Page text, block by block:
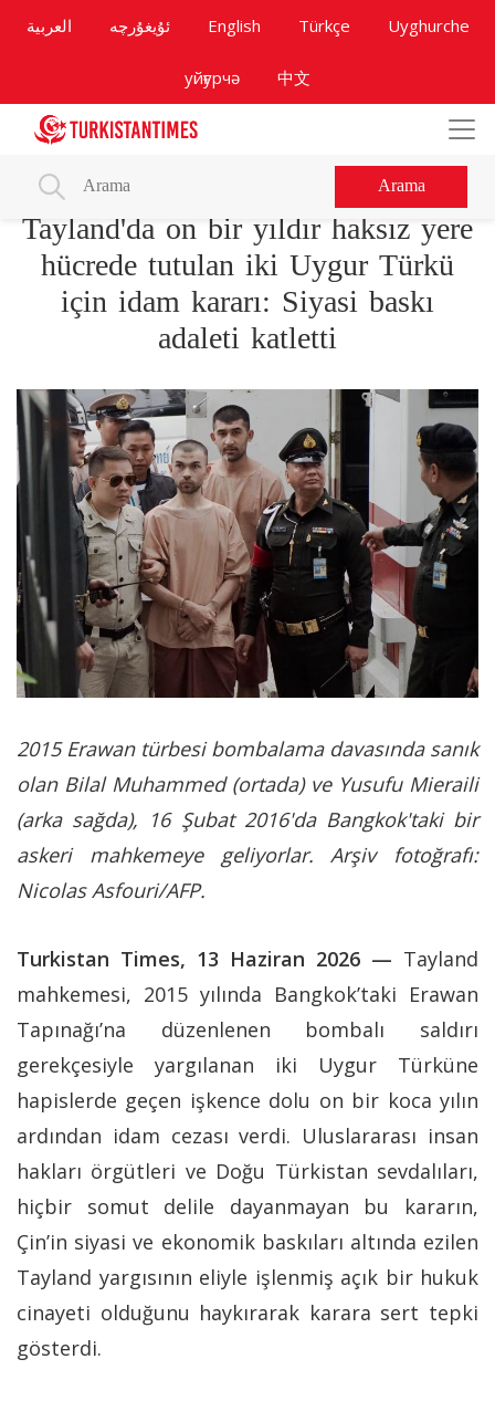
العربية ئۇيغۇرچە English Türkçe Uyghurche
уйғурчә 中文
Arama
Tayland'da on bir yıldır haksız yere
hücrede tutulan iki Uygur Türkü
için idam kararı: Siyasi baskı
adaleti katletti
2015 Erawan türbesi bombalama davasında sanık
olan Bilal Muhammed (ortada) ve Yusufu Mieraili
(arka sağda), 16 Şubat 2016'da Bangkok'taki bir
askeri mahkemeye geliyorlar. Arşiv fotoğrafı:
Nicolas Asfouri/AFP.
Turkistan Times, 13 Haziran 2026 — Tayland
mahkemesi, 2015 yılında Bangkok’taki Erawan
Tapınağı’na düzenlenen bombalı saldırı
gerekçesiyle yargılanan iki Uygur Türküne
hapislerde geçen işkence dolu on bir koca yılın
ardından idam cezası verdi. Uluslararası insan
hakları örgütleri ve Doğu Türkistan sevdalıları,
hiçbir somut delile dayanmayan bu kararın,
Çin’in siyasi ve ekonomik baskıları altında ezilen
Tayland yargısının eliyle işlenmiş açık bir hukuk
cinayeti olduğunu haykırarak karara sert tepki
gösterdi.